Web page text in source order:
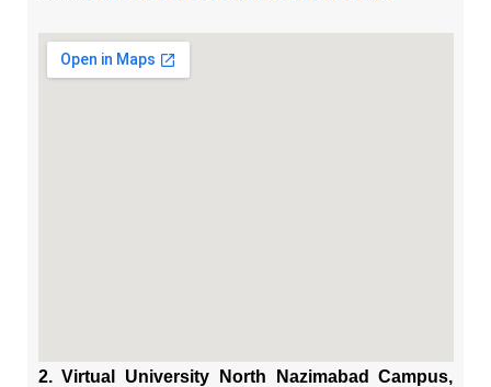
2. Virtual University North Nazimabad Campus,